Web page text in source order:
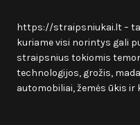
https://straipsniukai.lt–
kuriame visi norintys gali
straipsnius tokiomis
technologijos, grožis,
automobiliai, žemės ūkis ir